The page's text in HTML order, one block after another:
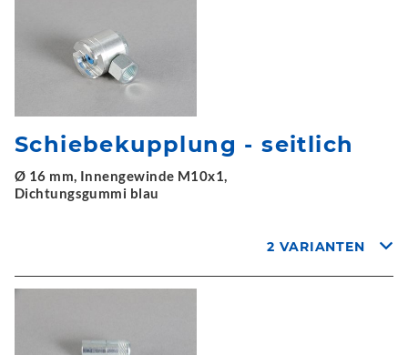
Schiebekupplung - seitlich
Ø 16 mm, Innengewinde M10x1,
Dichtungsgummi blau
2 VARIANTEN